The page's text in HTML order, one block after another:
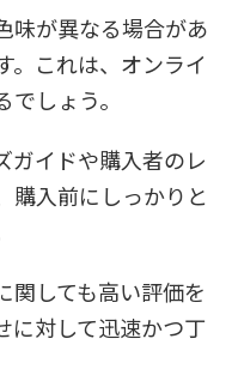
味が異なる場合があ
。これは、オンライ
しょう。
ガイドや購入者のレ
購入前にしっかりと
関しても高い評価を
に対して迅速かつ丁